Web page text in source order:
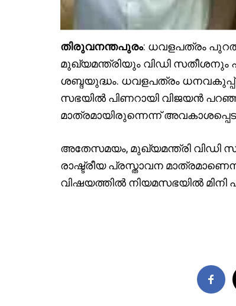
തിരുവനന്തപുരം: ധവളപത്രം
മുഖ്യമന്ത്രിയും വിഡി സതീശനും
ശബ്ദയുദ്ധം. ധവളപത്രം ധനവകുപ്പ്
സഭയിൽ പിണറായി വിജയൻ
മാത്രമായിരുന്നെന്ന്
അതേസമയം, മുഖ്യമന്ത്രി വിഡി
രാഷ്ട്രീയ പ്രസ്താവന
വിഷയത്തിൽ നിയമസഭയിൽ മിനി